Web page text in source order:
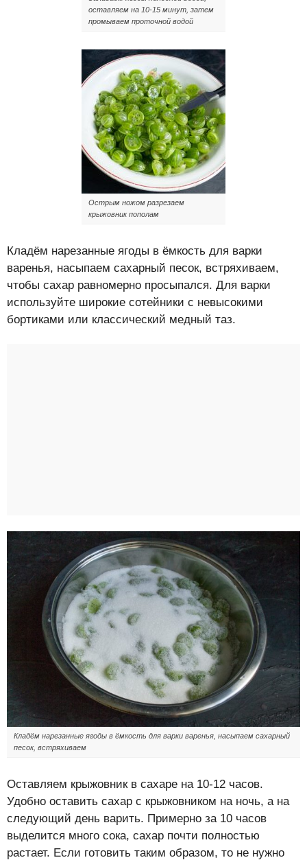
оставляем на 10-15 минут, затем
промываем проточной водой
Острым ножом разрезаем
крыжовник пополам
Кладём нарезанные ягоды в ёмкость для варки
варенья, насыпаем сахарный песок, встряхиваем,
чтобы сахар равномерно просыпался. Для варки
используйте широкие сотейники с невысокими
бортиками или классический медный таз.
Кладём нарезанные ягоды в ёмкость для варки варенья, насыпаем сахарный
песок, встряхиваем
Оставляем крыжовник в сахаре на 10-12 часов.
Удобно оставить сахар с крыжовником на ночь, а на
следующий день варить. Примерно за 10 часов
выделится много сока, сахар почти полностью
растает. Если готовить таким образом, то не нужно